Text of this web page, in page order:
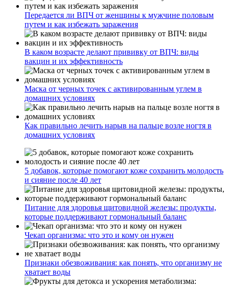
Передается ли ВПЧ от женщины к мужчине половым
путем и как избежать заражения
В каком возрасте делают прививку от ВПЧ: виды
вакцин и их эффективность
Маска от черных точек с активированным углем в
домашних условиях
Как правильно лечить нарыв на пальце возле ногтя в
домашних условиях
5 добавок, которые помогают коже сохранить молодость
и сияние после 40 лет
Питание для здоровья щитовидной железы: продукты,
которые поддерживают гормональный баланс
Чекап организма: что это и кому он нужен
Признаки обезвоживания: как понять, что организму не
хватает воды